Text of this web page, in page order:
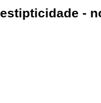
estipticidade -